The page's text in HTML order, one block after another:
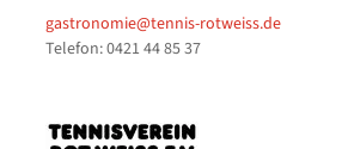
gastronomie@tennis-rotweiss.de
Telefon: 0421 44 85 37